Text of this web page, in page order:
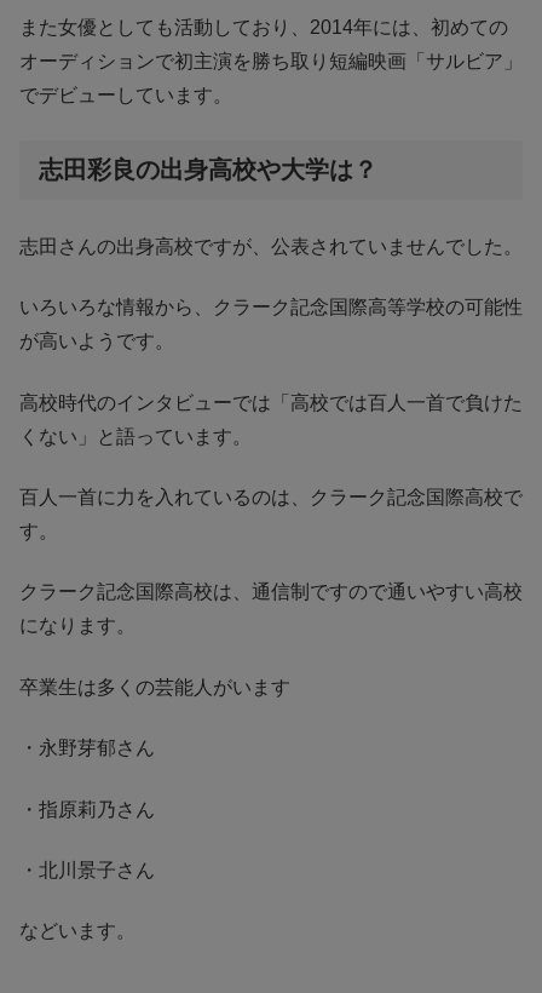
また女優としても活動しており、2014年には、初めての
オーディションで初主演を勝ち取り短編映画「サルビア」
でデビューしています。
志田彩良の出身高校や大学は？
志田さんの出身高校ですが、公表されていませんでした。
いろいろな情報から、クラーク記念国際高等学校の可能性
が高いようです。
高校時代のインタビューでは「高校では百人一首で負けた
くない」と語っています。
百人一首に力を入れているのは、クラーク記念国際高校で
す。
クラーク記念国際高校は、通信制ですので通いやすい高校
になります。
卒業生は多くの芸能人がいます
・永野芽郁さん
・指原莉乃さん
・北川景子さん
などいます。